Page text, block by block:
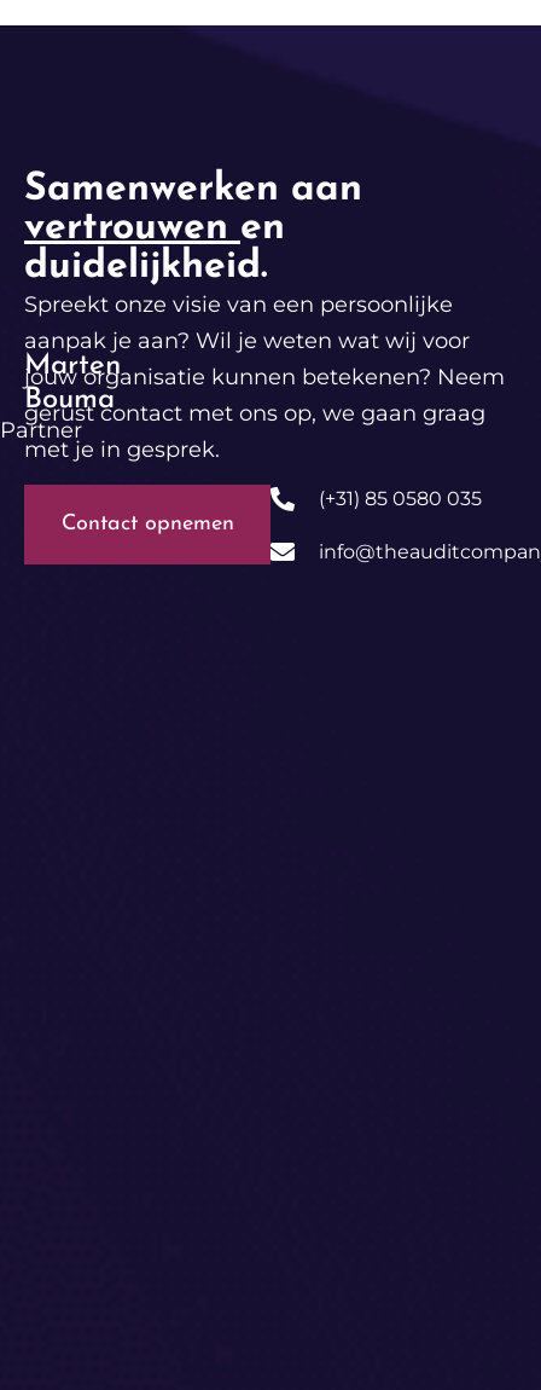
Samenwerken aan
vertrouwen en
duidelijkheid.
Marten
Bouma
Partner
Spreekt onze visie van een persoonlijke
aanpak je aan? Wil je weten wat wij voor
jouw organisatie kunnen betekenen? Neem
gerust contact met ons op, we gaan graag
met je in gesprek.
Contact opnemen
(+31) 85 0580 035